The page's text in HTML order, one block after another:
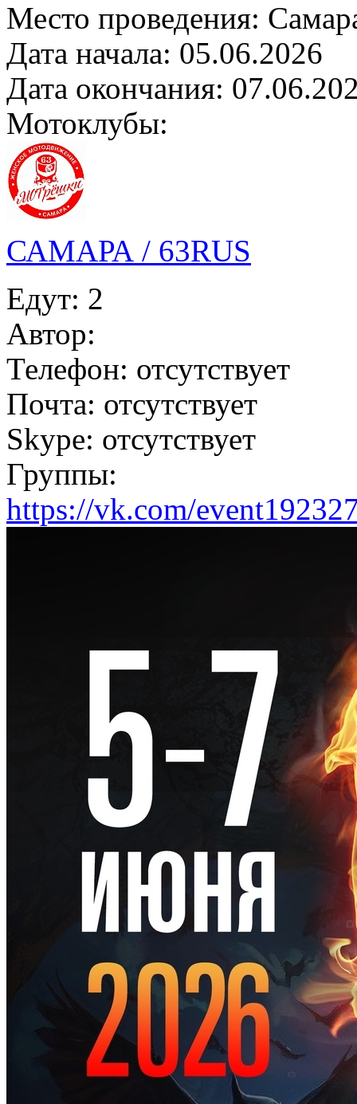
Место проведения:
Дата начала: 05.06.2026
Дата окончания:
Мотоклубы:
САМАРА / 63RUS
Едут: 2
Автор:
Телефон: отсутствует
Почта: отсутствует
Skype: отсутствует
Группы:
https://vk.com/